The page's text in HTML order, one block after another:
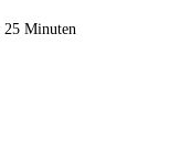
25 Minuten